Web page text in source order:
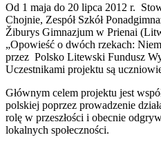
Od 1 maja do 20 lipca 2012 r.
Chojnie, Zespół Szkół
Žiburys Gimnazjum w Prienai
„Opowieść o dwóch rzekach:
przez Polsko Litewski Fundusz
Uczestnikami projektu są
Głównym celem projektu jest
polskiej poprzez prowadzenie
rolę w przeszłości i obecnie
lokalnych społeczności.